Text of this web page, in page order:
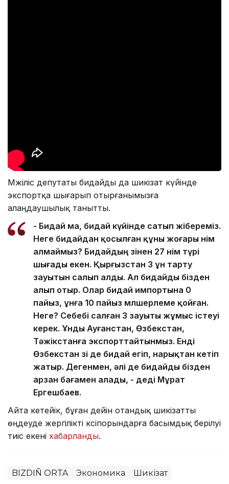
Мәжіліс депутаты бидайды да шикізат күйінде
экспортқа шығарып отырғанымызға
алаңдаушылық танытты.
- Бидай ма, бидай күйінде сатып жібереміз.
Неге бидайдан қосылған құны жоғары өнім
алмаймыз? Бидайдың өзінен 27 өнім түрі
шығады екен. Қырғызстан 3 ұн тарту
зауытын салып алды. Ал бидайды бізден
алып отыр. Олар бидай импортына 0
пайыз, ұнға 10 пайыз мөлшерлеме қойған.
Неге? Себебі салған 3 зауыты жұмыс істеуі
керек. Ұнды Ауғанстан, Өзбекстан,
Тәжікстанға экспорттайтынмыз. Енді
Өзбекстан өзі де бидай егіп, нарықтан кетіп
жатыр. Дегенмен, әлі де бидайды бізден
арзан бағамен алады, - деді Мұрат
Ергешбаев.
Айта кетейік, бұған дейін отандық шикізатты
өңдеуде жергілікті кәсіпорындарға басымдық берілуі
тиіс екені хабарланды.
BIZDIÑ ORTA Экономика Шикізат